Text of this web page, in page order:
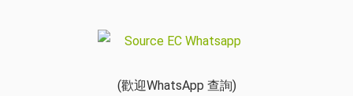
(歡迎WhatsApp 查詢)